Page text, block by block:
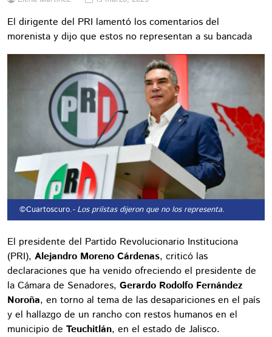
El dirigente del PRI lamentó los comentarios del
morenista y dijo que estos no representan a su bancada
©Cuartoscuro.- Los priístas dijeron que no los representa.
El presidente del Partido Revolucionario Instituciona
(PRI), Alejandro Moreno Cárdenas, criticó las
declaraciones que ha venido ofreciendo el presidente de
la Cámara de Senadores, Gerardo Rodolfo Fernández
Noroña, en torno al tema de las desapariciones en el país
y el hallazgo de un rancho con restos humanos en el
municipio de Teuchitlán, en el estado de Jalisco.